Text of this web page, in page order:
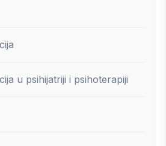
u psihijatriji i psihoterapiji